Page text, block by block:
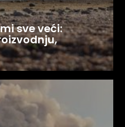
sve veći: